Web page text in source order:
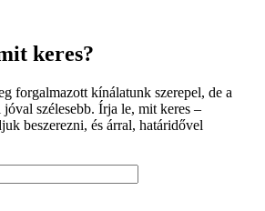
keres?
forgalmazott kínálatunk szerepel, de a
szélesebb. Írja le, mit keres –
beszerezni, és árral, határidővel